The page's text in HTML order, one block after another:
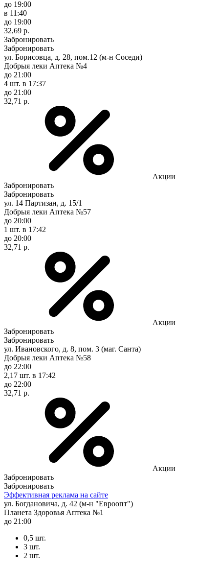
до 19:00
в 11:40
до 19:00
32,69 р.
Забронировать
Забронировать
ул. Борисовца, д. 28, пом.12 (м-н Соседи)
Добрыя леки Аптека №4
до 21:00
4 шт. в 17:37
до 21:00
32,71 р.
Акции
Забронировать
Забронировать
ул. 14 Партизан, д. 15/1
Добрыя леки Аптека №57
до 20:00
1 шт. в 17:42
до 20:00
32,71 р.
Акции
Забронировать
Забронировать
ул. Ивановского, д. 8, пом. 3 (маг. Санта)
Добрыя леки Аптека №58
до 22:00
2,17 шт. в 17:42
до 22:00
32,71 р.
Акции
Забронировать
Забронировать
Эффективная реклама на сайте
ул. Богдановича, д. 42 (м-н "Евроопт")
Планета Здоровья Аптека №1
до 21:00
0,5 шт.
3 шт.
2 шт.